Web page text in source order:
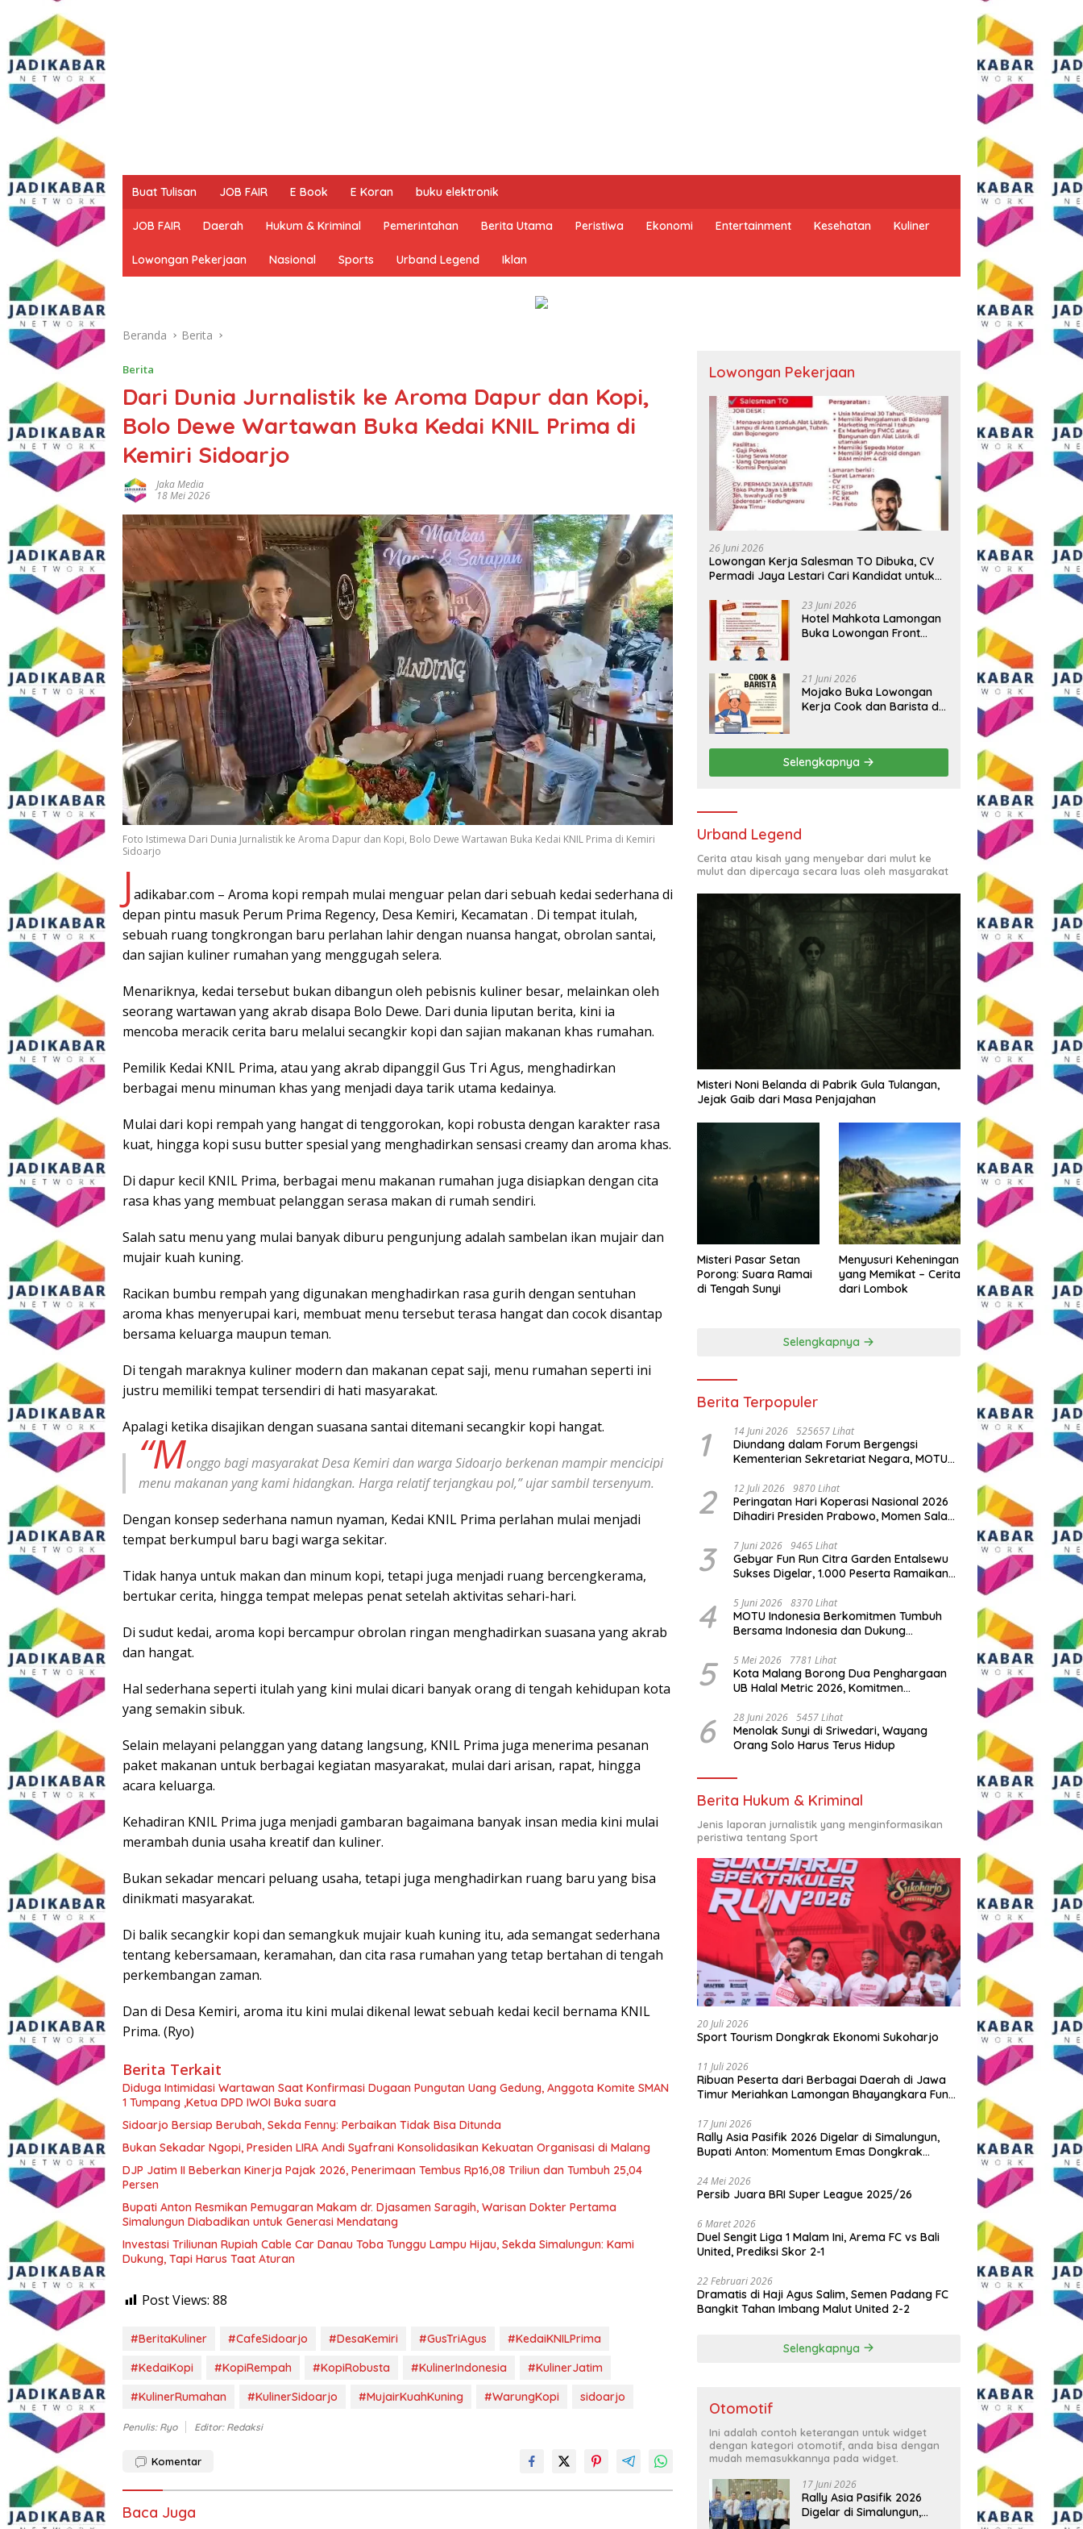
Buat Tulisan JOB FAIR E Book E Koran buku elektronik
JOB FAIR Daerah Hukum & Kriminal Pemerintahan Berita Utama Peristiwa Ekonomi Entertainment Kesehatan Kuliner
Lowongan Pekerjaan Nasional Sports Urband Legend Iklan
Beranda Berita
Berita
Dari Dunia Jurnalistik ke Aroma Dapur dan Kopi,
Bolo Dewe Wartawan Buka Kedai KNIL Prima di
Kemiri Sidoarjo
Jaka Media
18 Mei 2026
Foto Istimewa Dari Dunia Jurnalistik ke Aroma Dapur dan Kopi, Bolo Dewe Wartawan Buka Kedai KNIL Prima di Kemiri
Sidoarjo
Jadikabar.com – Aroma kopi rempah mulai menguar pelan dari sebuah kedai sederhana di
depan pintu masuk Perum Prima Regency, Desa Kemiri, Kecamatan . Di tempat itulah,
sebuah ruang tongkrongan baru perlahan lahir dengan nuansa hangat, obrolan santai,
dan sajian kuliner rumahan yang menggugah selera.
Menariknya, kedai tersebut bukan dibangun oleh pebisnis kuliner besar, melainkan oleh
seorang wartawan yang akrab disapa Bolo Dewe. Dari dunia liputan berita, kini ia
mencoba meracik cerita baru melalui secangkir kopi dan sajian makanan khas rumahan.
Pemilik Kedai KNIL Prima, atau yang akrab dipanggil Gus Tri Agus, menghadirkan
berbagai menu minuman khas yang menjadi daya tarik utama kedainya.
Mulai dari kopi rempah yang hangat di tenggorokan, kopi robusta dengan karakter rasa
kuat, hingga kopi susu butter spesial yang menghadirkan sensasi creamy dan aroma khas.
Di dapur kecil KNIL Prima, berbagai menu makanan rumahan juga disiapkan dengan cita
rasa khas yang membuat pelanggan serasa makan di rumah sendiri.
Salah satu menu yang mulai banyak diburu pengunjung adalah sambelan ikan mujair dan
mujair kuah kuning.
Racikan bumbu rempah yang digunakan menghadirkan rasa gurih dengan sentuhan
aroma khas menyerupai kari, membuat menu tersebut terasa hangat dan cocok disantap
bersama keluarga maupun teman.
Di tengah maraknya kuliner modern dan makanan cepat saji, menu rumahan seperti ini
justru memiliki tempat tersendiri di hati masyarakat.
Apalagi ketika disajikan dengan suasana santai ditemani secangkir kopi hangat.
“Monggo bagi masyarakat Desa Kemiri dan warga Sidoarjo berkenan mampir mencicipi
menu makanan yang kami hidangkan. Harga relatif terjangkau pol,” ujar sambil tersenyum.
Dengan konsep sederhana namun nyaman, Kedai KNIL Prima perlahan mulai menjadi
tempat berkumpul baru bagi warga sekitar.
Tidak hanya untuk makan dan minum kopi, tetapi juga menjadi ruang bercengkerama,
bertukar cerita, hingga tempat melepas penat setelah aktivitas sehari-hari.
Di sudut kedai, aroma kopi bercampur obrolan ringan menghadirkan suasana yang akrab
dan hangat.
Hal sederhana seperti itulah yang kini mulai dicari banyak orang di tengah kehidupan kota
yang semakin sibuk.
Selain melayani pelanggan yang datang langsung, KNIL Prima juga menerima pesanan
paket makanan untuk berbagai kegiatan masyarakat, mulai dari arisan, rapat, hingga
acara keluarga.
Kehadiran KNIL Prima juga menjadi gambaran bagaimana banyak insan media kini mulai
merambah dunia usaha kreatif dan kuliner.
Bukan sekadar mencari peluang usaha, tetapi juga menghadirkan ruang baru yang bisa
dinikmati masyarakat.
Di balik secangkir kopi dan semangkuk mujair kuah kuning itu, ada semangat sederhana
tentang kebersamaan, keramahan, dan cita rasa rumahan yang tetap bertahan di tengah
perkembangan zaman.
Dan di Desa Kemiri, aroma itu kini mulai dikenal lewat sebuah kedai kecil bernama KNIL
Prima. (Ryo)
Berita Terkait
Diduga Intimidasi Wartawan Saat Konfirmasi Dugaan Pungutan Uang Gedung, Anggota Komite SMAN
1 Tumpang ,Ketua DPD IWOI Buka suara
Sidoarjo Bersiap Berubah, Sekda Fenny: Perbaikan Tidak Bisa Ditunda
Bukan Sekadar Ngopi, Presiden LIRA Andi Syafrani Konsolidasikan Kekuatan Organisasi di Malang
DJP Jatim II Beberkan Kinerja Pajak 2026, Penerimaan Tembus Rp16,08 Triliun dan Tumbuh 25,04
Persen
Bupati Anton Resmikan Pemugaran Makam dr. Djasamen Saragih, Warisan Dokter Pertama
Simalungun Diabadikan untuk Generasi Mendatang
Investasi Triliunan Rupiah Cable Car Danau Toba Tunggu Lampu Hijau, Sekda Simalungun: Kami
Dukung, Tapi Harus Taat Aturan
Post Views: 88
#BeritaKuliner #CafeSidoarjo #DesaKemiri #GusTriAgus
#KedaiKNILPrima
#KedaiKopi
#KopiRempah #KopiRobusta #KulinerIndonesia
#KulinerJatim
#KulinerRumahan
#KulinerSidoarjo #MujairKuahKuning #WarungKopi sidoarjo
Penulis: Ryo Editor: Redaksi
Komentar
Baca Juga
Lowongan Pekerjaan
26 Juni 2026
Lowongan Kerja Salesman TO Dibuka, CV
Permadi Jaya Lestari Cari Kandidat untuk
23 Juni 2026
Hotel Mahkota Lamongan
Buka Lowongan Front
Syaratnya
21 Juni 2026
Mojako Buka Lowongan
Kerja Cook dan Barista di
Selengkapnya
Urband Legend
Cerita atau kisah yang menyebar dari mulut ke
mulut dan dipercaya secara luas oleh masyarakat
Misteri Noni Belanda di Pabrik Gula Tulangan,
Jejak Gaib dari Masa Penjajahan
Misteri Pasar Setan
Porong: Suara Ramai
di Tengah Sunyi
Menyusuri Keheningan
yang Memikat – Cerita
dari Lombok
Selengkapnya
Berita Terpopuler
1 14 Juni 2026 525657 Lihat
Diundang dalam Forum Bergengsi
Kementerian Sekretariat Negara, MOTU
Indonesia
2 12 Juli 2026 9870 Lihat
Peringatan Hari Koperasi Nasional 2026
Dihadiri Presiden Prabowo, Momen Salam
3 7 Juni 2026 9465 Lihat
Gebyar Fun Run Citra Garden Entalsewu
Sukses Digelar, 1.000 Peserta Ramaikan
4 5 Juni 2026 8370 Lihat
MOTU Indonesia Berkomitmen Tumbuh
Bersama Indonesia dan Dukung
5 5 Mei 2026 7781 Lihat
Kota Malang Borong Dua Penghargaan
UB Halal Metric 2026, Komitmen
6 28 Juni 2026 5457 Lihat
Menolak Sunyi di Sriwedari, Wayang
Orang Solo Harus Terus Hidup
Berita Hukum & Kriminal
Jenis laporan jurnalistik yang menginformasikan
peristiwa tentang Sport
20 Juli 2026
Sport Tourism Dongkrak Ekonomi Sukoharjo
11 Juli 2026
Ribuan Peserta dari Berbagai Daerah di Jawa
Timur Meriahkan Lamongan Bhayangkara Fun
17 Juni 2026
Rally Asia Pasifik 2026 Digelar di Simalungun,
Bupati Anton: Momentum Emas Dongkrak
24 Mei 2026
Persib Juara BRI Super League 2025/26
6 Maret 2026
Duel Sengit Liga 1 Malam Ini, Arema FC vs Bali
United, Prediksi Skor 2-1
22 Februari 2026
Dramatis di Haji Agus Salim, Semen Padang FC
Bangkit Tahan Imbang Malut United 2-2
Selengkapnya
Otomotif
Ini adalah contoh keterangan untuk widget
dengan kategori otomotif, anda bisa dengan
mudah memasukkannya pada widget.
17 Juni 2026
Rally Asia Pasifik 2026
Digelar di Simalungun,